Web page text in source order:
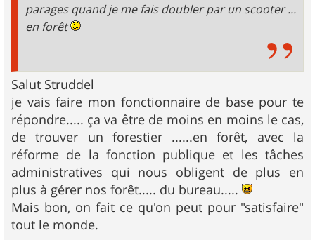
parages quand je me fais doubler par un scooter ...
en forêt
Salut Struddel
je vais faire mon fonctionnaire de base pour te
répondre..... ça va être de moins en moins le cas,
de trouver un forestier ......en forêt, avec la
réforme de la fonction publique et les tâches
administratives qui nous obligent de plus en
plus à gérer nos forêt..... du bureau.....
Mais bon, on fait ce qu'on peut pour "satisfaire"
tout le monde.